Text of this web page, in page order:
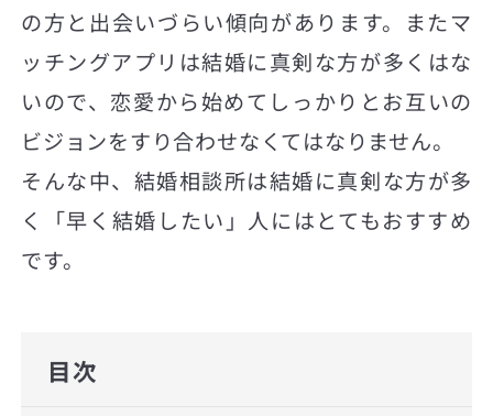
の方と出会いづらい傾向があります。またマ
ッチングアプリは結婚に真剣な方が多くはな
いので、恋愛から始めてしっかりとお互いの
ビジョンをすり合わせなくてはなりません。
そんな中、結婚相談所は結婚に真剣な方が多
く「早く結婚したい」人にはとてもおすすめ
です。
目次